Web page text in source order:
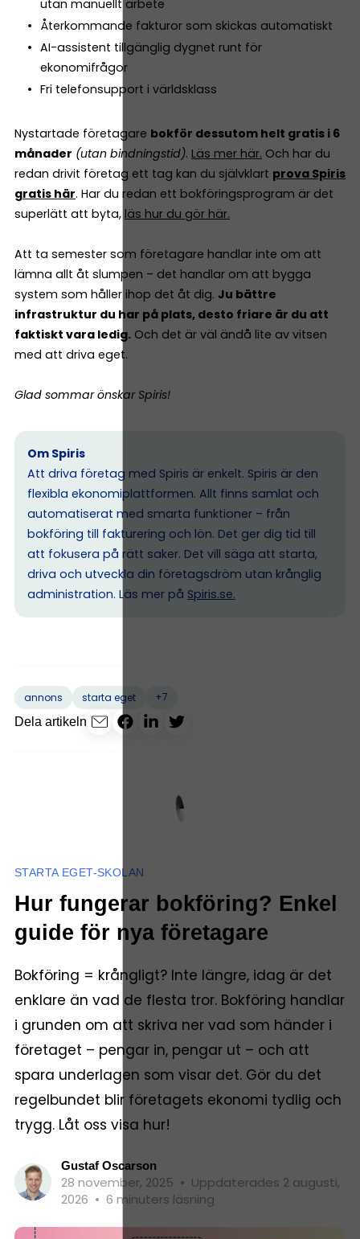
utan manuellt arbete
Återkommande fakturor som skickas automatiskt
AI-assistent tillgänglig dygnet runt för
ekonomifrågor
Fri telefonsupport i världsklass
Nystartade företagare bokför dessutom helt gratis i 6
månader (utan bindningstid). Läs mer här. Och har du
redan drivit företag ett tag kan du självklart prova Spiris
gratis här. Har du redan ett bokföringsprogram är det
superlätt att byta, läs hur du gör här.
Att ta semester som företagare handlar inte om att
lämna allt åt slumpen – det handlar om att bygga
system som håller ihop det åt dig. Ju bättre
infrastruktur du har på plats, desto friare är du att
faktiskt vara ledig. Och det är väl ändå lite av vitsen
med att driva eget.
Glad sommar önskar Spiris!
Om Spiris
Att driva företag med Spiris är enkelt. Spiris är den
flexibla ekonomiplattformen. Allt finns samlat och
automatiserat med smarta funktioner – från
bokföring till fakturering och lön. Det ger dig tid till
att fokusera på rätt saker. Det vill säga att starta,
driva och utveckla din företagsdröm utan krånglig
administration. Läs mer på Spiris.se.
annons starta eget
+7
Dela artikeln
STARTA EGET-SKOLAN
Hur fungerar bokföring? Enkel
guide för nya företagare
Bokföring = krångligt? Inte längre, idag är det
enklare än vad de flesta tror. Bokföring handlar
i grunden om att skriva ner vad som händer i
företaget – pengar in, pengar ut – och att
spara underlagen som visar det. Gör du det
regelbundet blir företagets ekonomi tydlig och
trygg. Låt oss visa hur!
Gustaf Oscarson
28 november, 2025 • Uppdaterades 2 augusti,
2026 • 6 minuters läsning